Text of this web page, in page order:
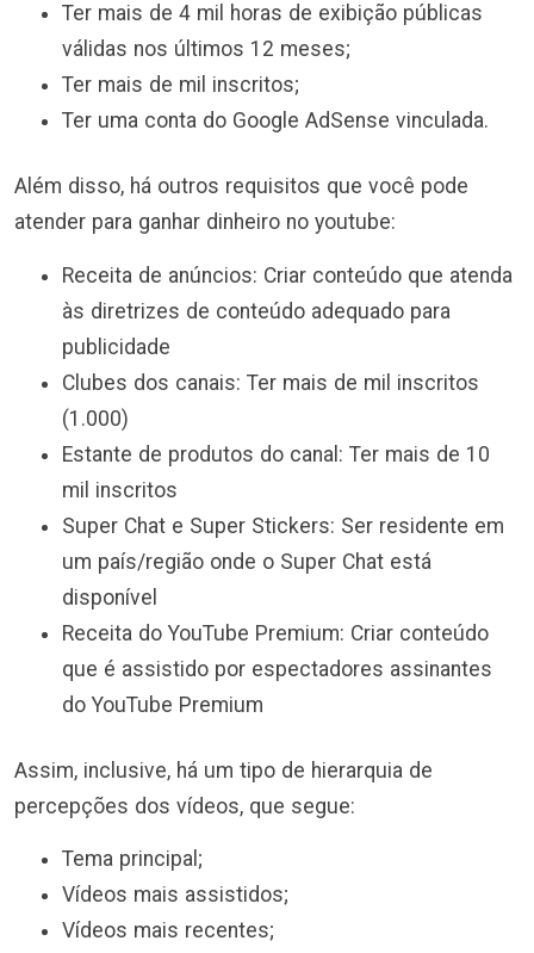
Ter mais de 4 mil horas de exibição públicas
válidas nos últimos 12 meses;
Ter mais de mil inscritos;
Ter uma conta do Google AdSense vinculada.
Além disso, há outros requisitos que você pode
atender para ganhar dinheiro no youtube:
Receita de anúncios: Criar conteúdo que atenda
às diretrizes de conteúdo adequado para
publicidade
Clubes dos canais: Ter mais de mil inscritos
(1.000)
Estante de produtos do canal: Ter mais de 10
mil inscritos
Super Chat e Super Stickers: Ser residente em
um país/região onde o Super Chat está
disponível
Receita do YouTube Premium: Criar conteúdo
que é assistido por espectadores assinantes
do YouTube Premium
Assim, inclusive, há um tipo de hierarquia de
percepções dos vídeos, que segue:
Tema principal;
Vídeos mais assistidos;
Vídeos mais recentes;